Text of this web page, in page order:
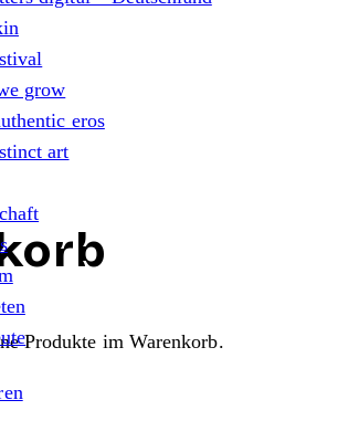
Produkte im Warenkorb.
grow
eros
art